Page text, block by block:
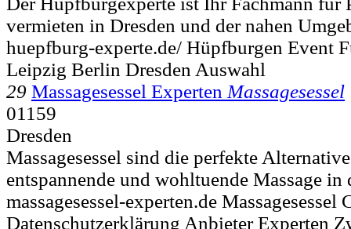
vermieten in Dresden und der nahen
huepfburg-experte.de/ Hüpfburgen Event
Leipzig Berlin Dresden Auswahl
29 Massagesessel Experten Massagesessel
01159
Dresden
Massagesessel sind die perfekte
entspannende und wohltuende Massage
massagesessel-experten.de Massagesessel
Datenschutzerklärung Anbieter Experten